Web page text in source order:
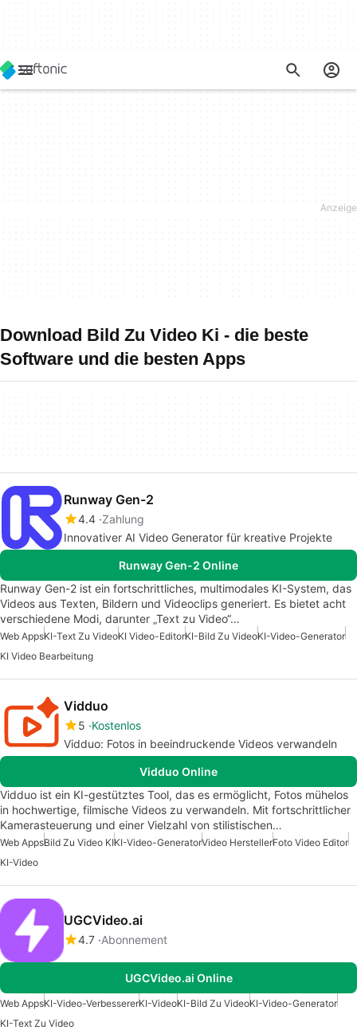
Download Bild Zu Video Ki - die beste
Software und die besten Apps
Runway Gen-2
4.4 Zahlung
Innovativer AI Video Generator für kreative Projekte
Runway Gen-2 Online
Runway Gen-2 ist ein fortschrittliches, multimodales KI-System, das
Videos aus Texten, Bildern und Videoclips generiert. Es bietet acht
verschiedene Modi, darunter „Text zu Video“…
Web AppsKI-Text Zu VideoKI Video-EditorKI-Bild Zu VideoKI-Video-Generator
KI Video Bearbeitung
Vidduo
5 Kostenlos
Vidduo: Fotos in beeindruckende Videos verwandeln
Vidduo Online
Vidduo ist ein KI-gestütztes Tool, das es ermöglicht, Fotos mühelos
in hochwertige, filmische Videos zu verwandeln. Mit fortschrittlicher
Kamerasteuerung und einer Vielzahl von stilistischen…
Web AppsBild Zu Video KIKI-Video-GeneratorVideo HerstellerFoto Video Editor
KI-Video
UGCVideo.ai
4.7 Abonnement
UGCVideo.ai Online
Web AppsKI-Video-VerbessererKI-VideoKI-Bild Zu VideoKI-Video-Generator
KI-Text Zu Video